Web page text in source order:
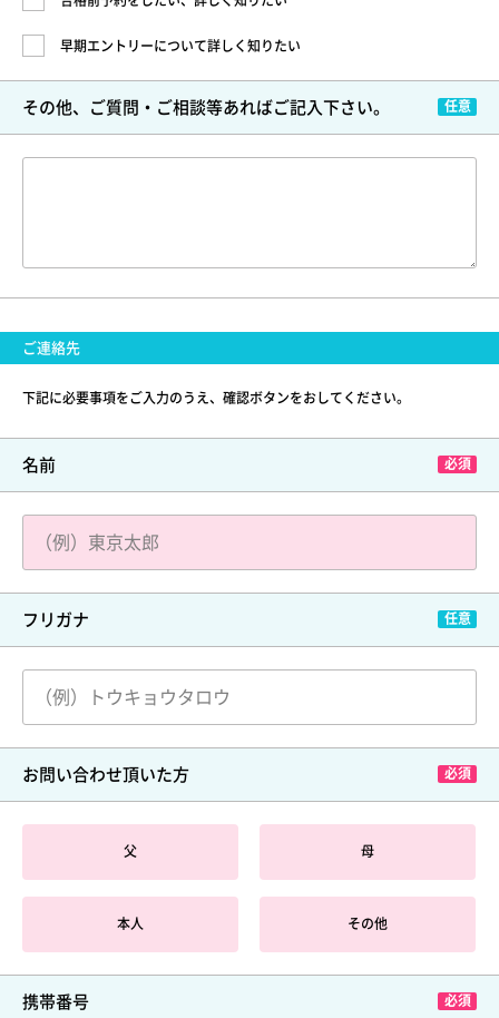
早期エントリーについて詳しく知りたい
その他、ご質問・ご相談等あればご記入下さい。
ご連絡先
下記に必要事項をご入力のうえ、確認ボタンをおしてください。
名前
フリガナ
お問い合わせ頂いた方
父 母
本人 その他
携帯番号